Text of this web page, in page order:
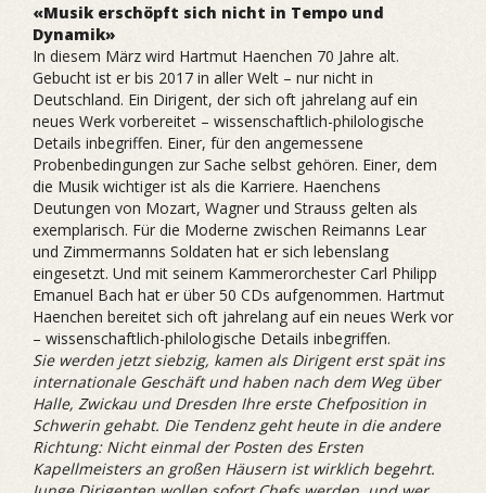
«Musik erschöpft sich nicht in Tempo und
Dynamik»
In diesem März wird Hartmut Haenchen 70 Jahre alt.
Gebucht ist er bis 2017 in aller Welt – nur nicht in
Deutschland. Ein Dirigent, der sich oft jahrelang auf ein
neues Werk vorbereitet – wissenschaftlich-philologische
Details inbegriffen. Einer, für den angemessene
Probenbedingungen zur Sache selbst gehören. Einer, dem
die Musik wichtiger ist als die Karriere. Haenchens
Deutungen von Mozart, Wagner und Strauss gelten als
exemplarisch. Für die Moderne zwischen Reimanns Lear
und Zimmermanns Soldaten hat er sich lebenslang
eingesetzt. Und mit seinem Kammerorchester Carl Philipp
Emanuel Bach hat er über 50 CDs aufgenommen. Hartmut
Haenchen bereitet sich oft jahrelang auf ein neues Werk vor
– wissenschaftlich-philologische Details inbegriffen.
Sie werden jetzt siebzig, kamen als Dirigent erst spät ins
internationale Geschäft und haben nach dem Weg über
Halle, Zwickau und Dresden Ihre erste Chefposition in
Schwerin gehabt. Die Tendenz geht heute in die ­andere
Richtung: Nicht einmal der Posten des Ersten
Kapellmeisters an großen Häusern ist wirklich begehrt.